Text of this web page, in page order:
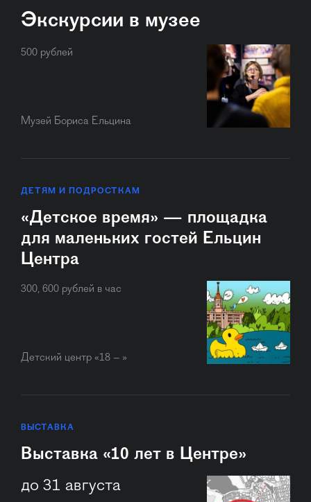
Экскурсии в музее
500 рублей
Музей Бориса Ельцина
ДЕТЯМ И ПОДРОСТКАМ
«Детское время» — площадка
для маленьких гостей Ельцин
Центра
300, 600 рублей в час
Детский центр «18 – »
ВЫСТАВКА
Выставка «10 лет в Центре»
до 31 августа